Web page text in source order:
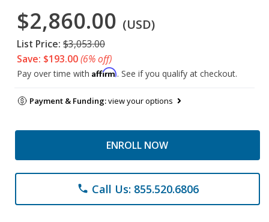
$2,860.00 (USD)
List Price: $3,053.00
Save: $193.00(6% off)
Pay over time with Affirm. See if you qualify at checkout.
Payment & Funding:view your options
ENROLL NOW
phone Call Us: 855.520.6806